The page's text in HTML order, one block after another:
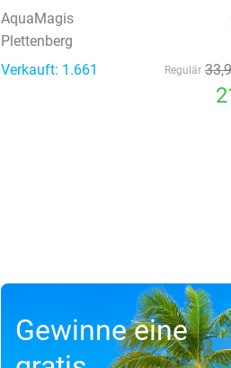
AquaMagis
Plettenberg
Verkauft: 1.661
Regulär 33
Gewinne eine